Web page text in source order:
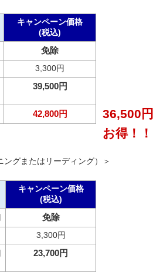
キャンペーン価格
(税込)
免除
3,300円
39,500円
42,800円
36,500円
お得！！
ングまたはリーディング）＞
キャンペーン価格
(税込)
免除
3,300円
23,700円